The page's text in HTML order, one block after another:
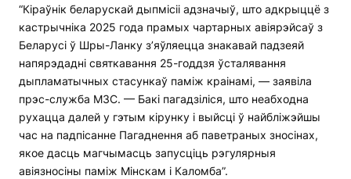
“Кіраўнік беларускай дыпмісіі адзначыў, што адкрыццё з
кастрычніка 2025 года прамых чартарных авіярэйсаў з
Беларусі ў Шры-Ланку з’яўляецца знакавай падзеяй
напярэдадні святкавання 25-годдзя ўсталявання
дыпламатычных стасункаў паміж краінамі, — заявіла
прэс-служба МЗС. — Бакі пагадзіліся, што неабходна
рухацца далей у гэтым кірунку і выйсці ў найбліжэйшы
час на падпісанне Пагаднення аб паветраных зносінах,
якое дасць магчымасць запусціць рэгулярныя
авіязносіны паміж Мінскам і Каломба”.